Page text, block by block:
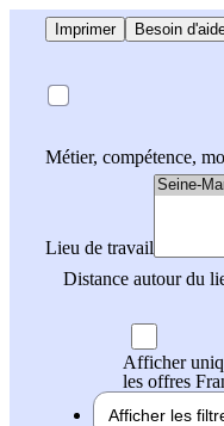
Imprimer Besoin
Métier, compétence,
Lieu de travail
Distance autour du
Afficher
les offres
Afficher les